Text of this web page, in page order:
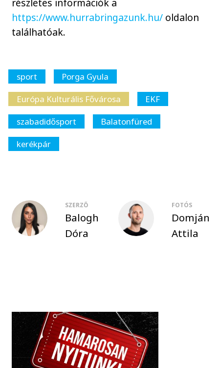
részletes információk a
https://www.hurrabringazunk.hu/ oldalon
találhatóak.
sport
Porga Gyula
Európa Kulturális Fővárosa
EKF
szabadidősport
Balatonfüred
kerékpár
SZERZŐ
Balogh
Dóra
FOTÓS
Domján
Attila